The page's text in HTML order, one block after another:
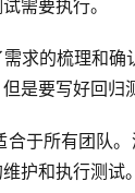
需要执行。
求的梳理和
是要写好回归
于所有团队
护和执行测试。